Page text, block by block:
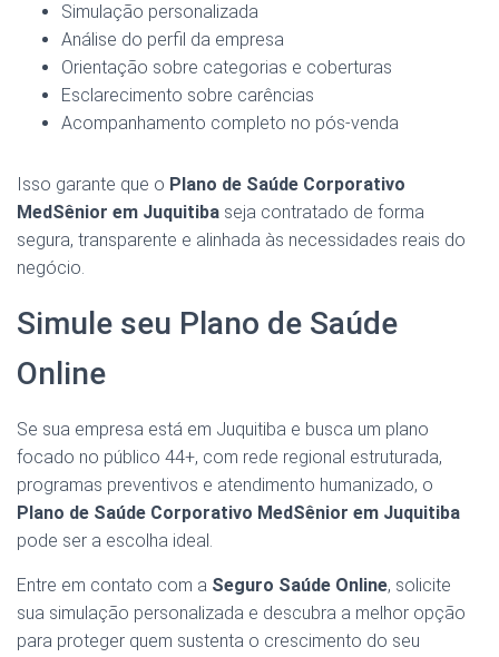
Simulação personalizada
Análise do perfil da empresa
Orientação sobre categorias e coberturas
Esclarecimento sobre carências
Acompanhamento completo no pós-venda
Isso garante que o Plano de Saúde Corporativo
MedSênior em Juquitiba seja contratado de forma
segura, transparente e alinhada às necessidades reais do
negócio.
Simule seu Plano de Saúde
Online
Se sua empresa está em Juquitiba e busca um plano
focado no público 44+, com rede regional estruturada,
programas preventivos e atendimento humanizado, o
Plano de Saúde Corporativo MedSênior em Juquitiba
pode ser a escolha ideal.
Entre em contato com a Seguro Saúde Online, solicite
sua simulação personalizada e descubra a melhor opção
para proteger quem sustenta o crescimento do seu